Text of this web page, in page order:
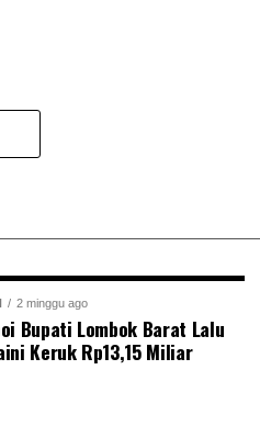
2 minggu ago
Bupati Lombok Barat Lalu
Keruk Rp13,15 Miliar